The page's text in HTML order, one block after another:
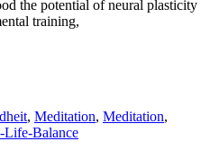
the potential of neural plasticity
training,
, Meditation, Meditation,
Life-Balance